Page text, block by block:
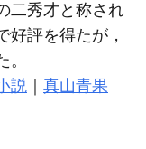
二秀才と称され
好評を得たが，
説 真山青果